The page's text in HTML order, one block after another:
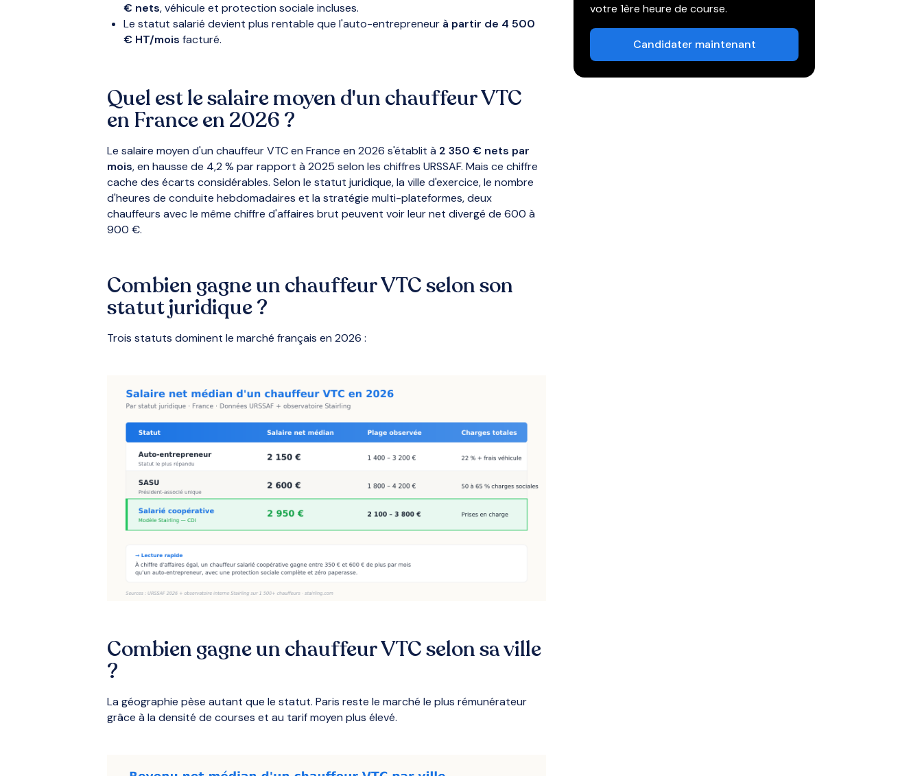
€ nets, véhicule et protection sociale incluses.
Le statut salarié devient plus rentable que l'auto-entrepreneur à partir de 4 500
€ HT/mois facturé.
Quel est le salaire moyen d'un chauffeur VTC
en France en 2026 ?
Le salaire moyen d'un chauffeur VTC en France en 2026 s'établit à 2 350 € nets par
mois, en hausse de 4,2 % par rapport à 2025 selon les chiffres URSSAF. Mais ce chiffre
cache des écarts considérables. Selon le statut juridique, la ville d'exercice, le nombre
d'heures de conduite hebdomadaires et la stratégie multi-plateformes, deux
chauffeurs avec le même chiffre d'affaires brut peuvent voir leur net divergé de 600 à
900 €.
Combien gagne un chauffeur VTC selon son
statut juridique ?
Trois statuts dominent le marché français en 2026 :
Combien gagne un chauffeur VTC selon sa ville
?
La géographie pèse autant que le statut. Paris reste le marché le plus rémunérateur
grâce à la densité de courses et au tarif moyen plus élevé.
votre 1ère heure de course.
Candidater maintenant